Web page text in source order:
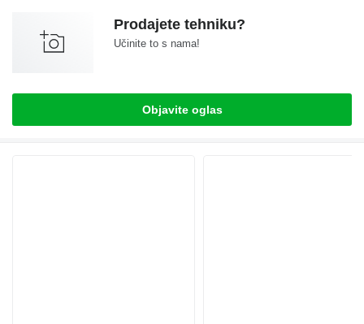
Prodajete tehniku?
Učinite to s nama!
Objavite oglas